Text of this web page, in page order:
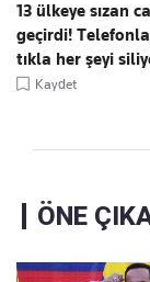
13 ülkeye sızan
geçirdi!
tıkla her şeyi
Kaydet
ÖNE